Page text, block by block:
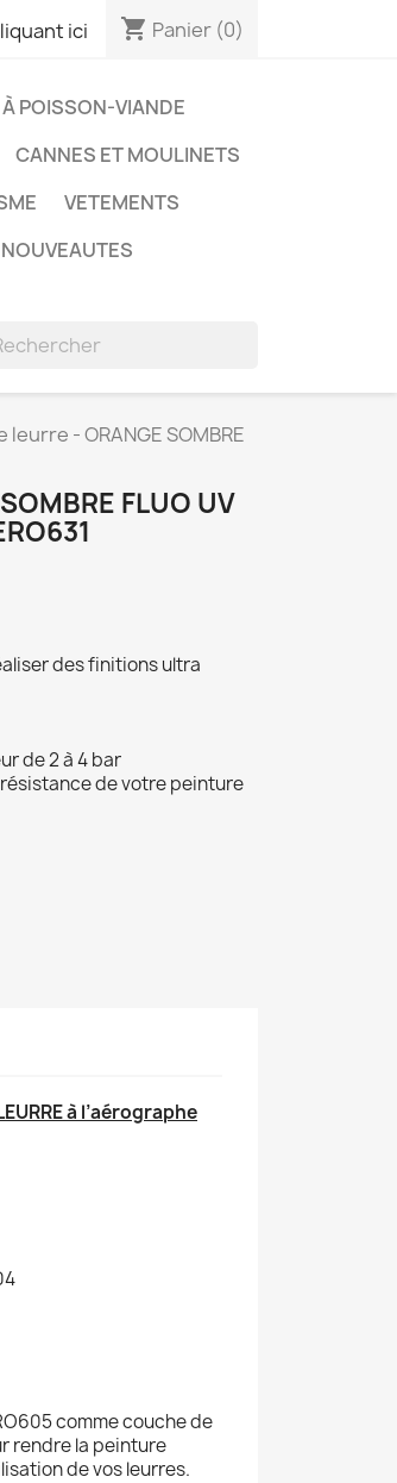
ici shopping_cart Panier (0)
POISSON-VIANDE
CANNES ET MOULINETS
VETEMENTS
NOUVEAUTES
- ORANGE SOMBRE
FLUO UV
des finitions ultra
de 2 à 4 bar
de votre peinture
à l’aérographe
comme couche de
rendre la peinture
de vos leurres.